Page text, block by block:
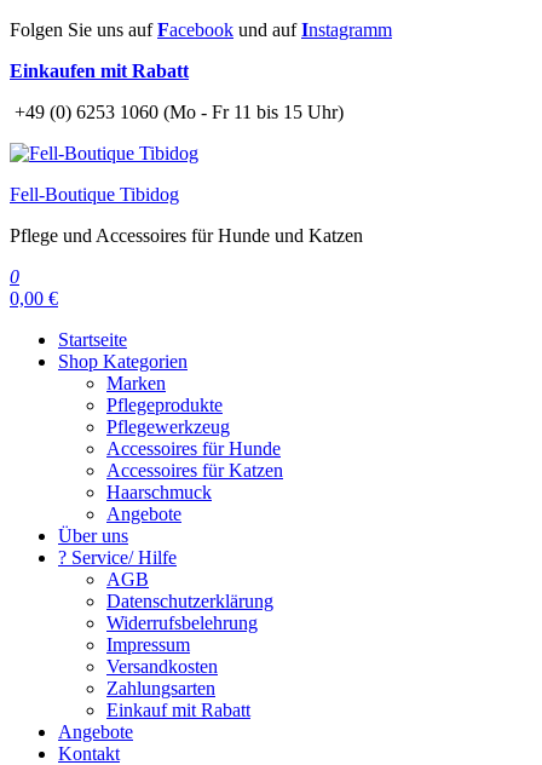
Zum
springen
Folgen Sie uns aufFacebook und aufInstagramm
Einkaufen mit Rabatt
+49 (0) 6253 1060 (Mo - Fr 11 bis 15 Uhr)
Fell-Boutique Tibidog
Pflege und Accessoires für Hunde und Katzen
0
0,00 €
Startseite
Shop Kategorien
Marken
Pflegeprodukte
Pflegewerkzeug
Accessoires für Hunde
Accessoires für Katzen
Haarschmuck
Angebote
Über uns
? Service/ Hilfe
AGB
Datenschutzerklärung
Widerrufsbelehrung
Impressum
Versandkosten
Zahlungsarten
Einkauf mit Rabatt
Angebote
Kontakt